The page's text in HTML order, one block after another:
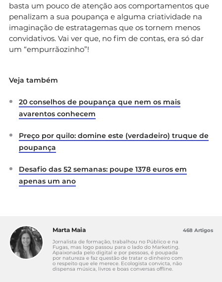
basta um pouco de atenção aos comportamentos que
penalizam a sua poupança e alguma criatividade na
imaginação de estratagemas que os tornem menos
convidativos. Vai ver que, no fim de contas, era só dar
um “empurrãozinho”!
Veja também
20 conselhos de poupança que nem os mais
avarentos conhecem
Preço por quilo: domine este (verdadeiro) truque de
poupança
Desafio das 52 semanas: poupe 1378 euros em
apenas um ano
Marta Maia
Jornalista de formação, trabalhou no Público e na
Fugas, mas logo passou para o lado do Marketing.
Apaixonada pelo digital e por pessoas, é poupada
por natureza e faz questão de tratar o dinheiro com
o respeito que ele merece. Ecologista convicta, não
dispensa música, livros e boas conversas offline.
468 Artigos